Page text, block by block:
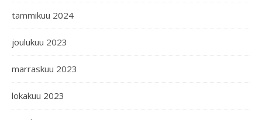
tammikuu 2024
joulukuu 2023
marraskuu 2023
lokakuu 2023